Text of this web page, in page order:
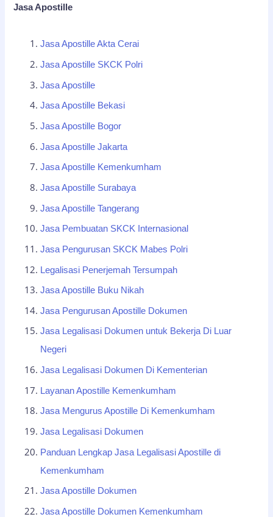
Jasa Apostille
Jasa Apostille Akta Cerai
Jasa Apostille SKCK Polri
Jasa Apostille
Jasa Apostille Bekasi
Jasa Apostille Bogor
Jasa Apostille Jakarta
Jasa Apostille Kemenkumham
Jasa Apostille Surabaya
Jasa Apostille Tangerang
Jasa Pembuatan SKCK Internasional
Jasa Pengurusan SKCK Mabes Polri
Legalisasi Penerjemah Tersumpah
Jasa Apostille Buku Nikah
Jasa Pengurusan Apostille Dokumen
Jasa Legalisasi Dokumen untuk Bekerja Di Luar
Negeri
Jasa Legalisasi Dokumen Di Kementerian
Layanan Apostille Kemenkumham
Jasa Mengurus Apostille Di Kemenkumham
Jasa Legalisasi Dokumen
Panduan Lengkap Jasa Legalisasi Apostille di
Kemenkumham
Jasa Apostille Dokumen
Jasa Apostille Dokumen Kemenkumham